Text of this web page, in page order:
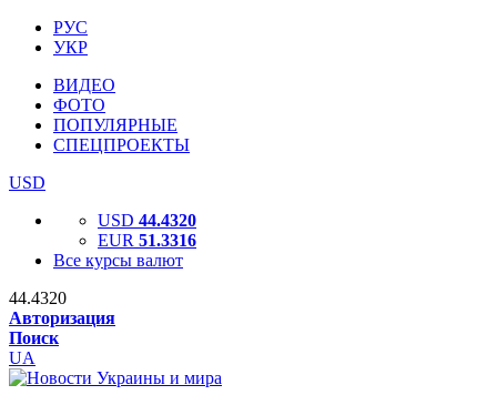
РУС
УКР
ВИДЕО
ФОТО
ПОПУЛЯРНЫЕ
СПЕЦПРОЕКТЫ
USD
USD 44.4320
EUR 51.3316
Все курсы валют
44.4320
Авторизация
Поиск
UA